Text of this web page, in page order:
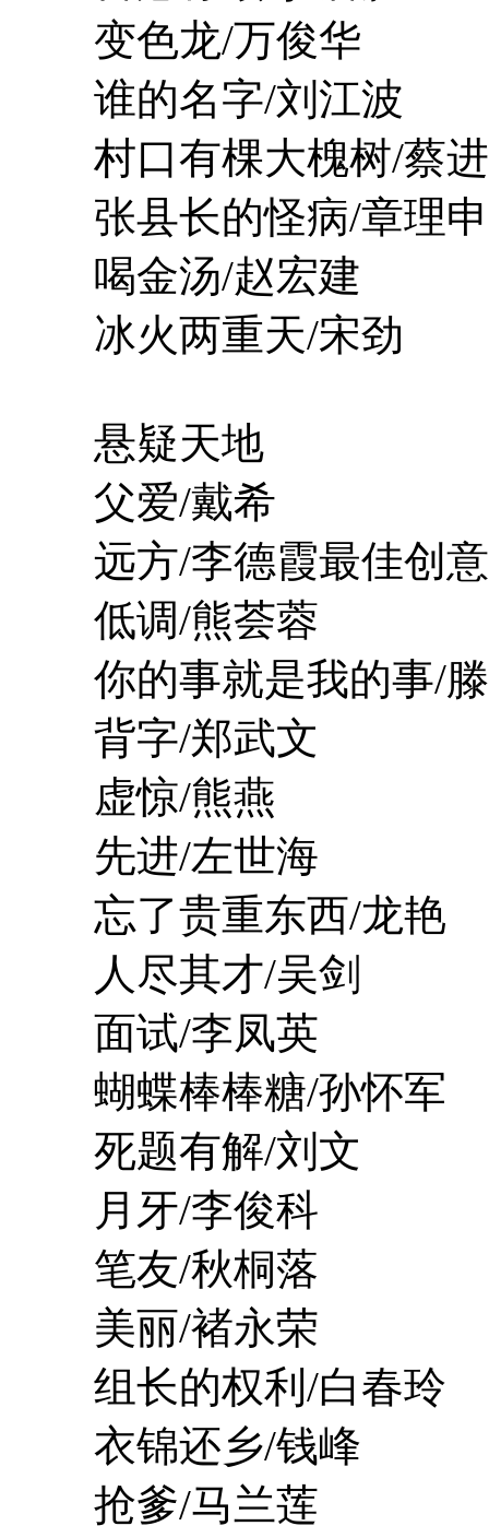
变色龙/万俊华
谁的名字/刘江波
村口有棵大槐树/蔡
张县长的怪病/章理申
喝金汤/赵宏建
冰火两重天/宋劲
悬疑天地
父爱/戴希
远方/李德霞最佳创意
低调/熊荟蓉
你的事就是我的事/滕
背字/郑武文
虚惊/熊燕
先进/左世海
忘了贵重东西/龙艳
人尽其才/吴剑
面试/李凤英
蝴蝶棒棒糖/孙怀军
死题有解/刘文
月牙/李俊科
笔友/秋桐落
美丽/褚永荣
组长的权利/白春玲
衣锦还乡/钱峰
抢爹/马兰莲